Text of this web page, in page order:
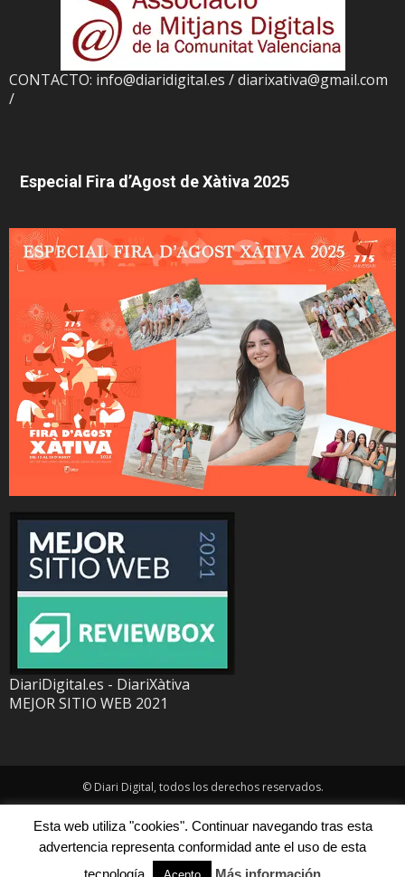
CONTACTO: info@diaridigital.es / diarixativa@gmail.com
/
Especial Fira d’Agost de Xàtiva 2025
DiariDigital.es - DiariXàtiva
MEJOR SITIO WEB 2021
© Diari Digital, todos los derechos reservados.
Esta web utiliza "cookies". Continuar navegando tras esta
advertencia representa conformidad ante el uso de esta
tecnología.
Más información